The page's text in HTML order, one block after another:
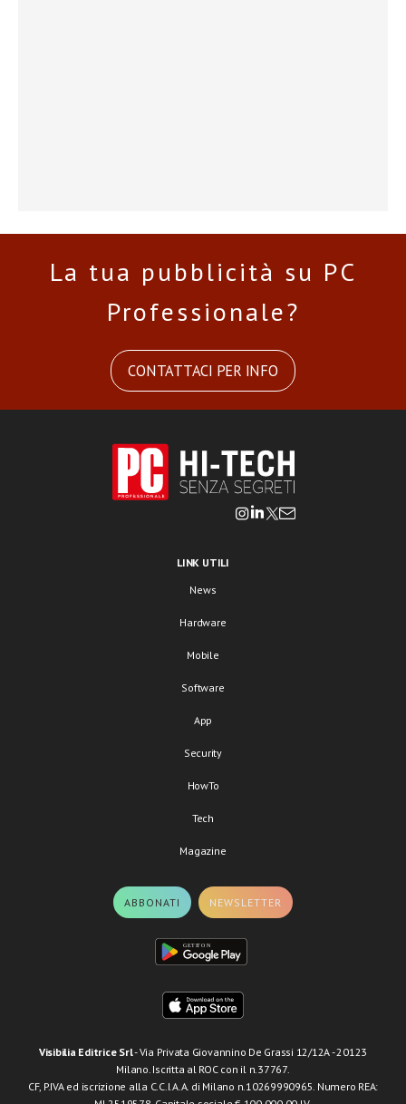
La tua pubblicità su PC
Professionale?
CONTATTACI PER INFO
LINK UTILI
News
Hardware
Mobile
Software
App
Security
HowTo
Tech
Magazine
ABBONATI NEWSLETTER
Visibilia Editrice Srl- Via Privata Giovannino De Grassi 12/12A - 20123
Milano. Iscritta al ROC con il n.37767.
CF, P.IVA ed iscrizione alla C.C.I.A.A. di Milano n.10269990965. Numero REA: